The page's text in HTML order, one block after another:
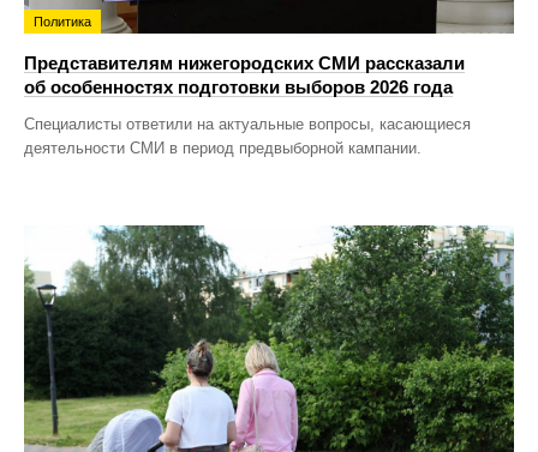
Политика
Представителям нижегородских СМИ рассказали
об особенностях подготовки выборов 2026 года
Специалисты ответили на актуальные вопросы, касающиеся
деятельности СМИ в период предвыборной кампании.